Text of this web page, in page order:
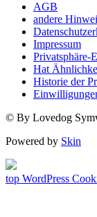
AGB
andere
Impressum
Privatsphäre-
Hat
Historie der
© By Lovedog
Powered by Skin
top WordPress